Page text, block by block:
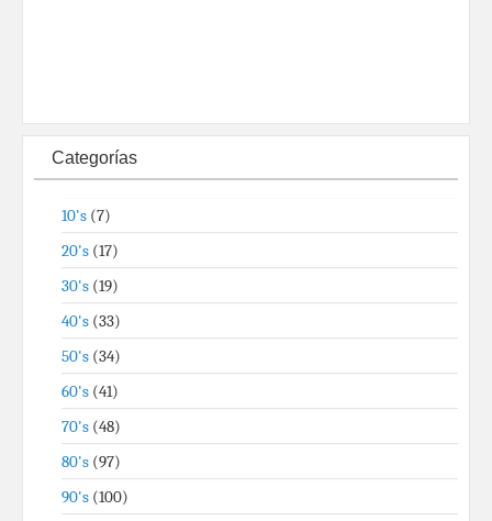
Categorías
10's (7)
20's (17)
30's (19)
40's (33)
50's (34)
60's (41)
70's (48)
80's (97)
90's (100)